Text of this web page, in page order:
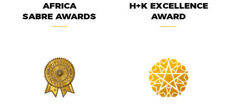
AFRICA
SABRE AWARDS
H+K EXCELLENCE
AWARD